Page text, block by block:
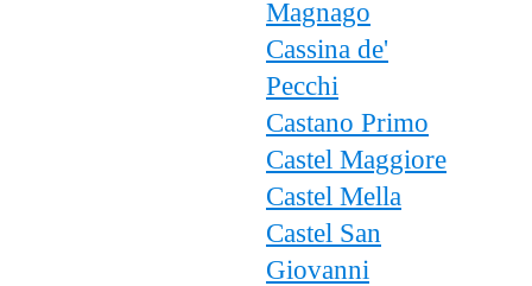
Magnago
Cassina de'
Pecchi
Castano Primo
Castel Maggiore
Castel Mella
Castel San
Giovanni